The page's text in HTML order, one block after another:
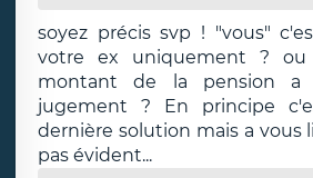
soyez précis svp ! "vous"
votre ex uniquement ?
montant de la pension a
jugement ? En principe
dernière solution mais a vous
pas évident...